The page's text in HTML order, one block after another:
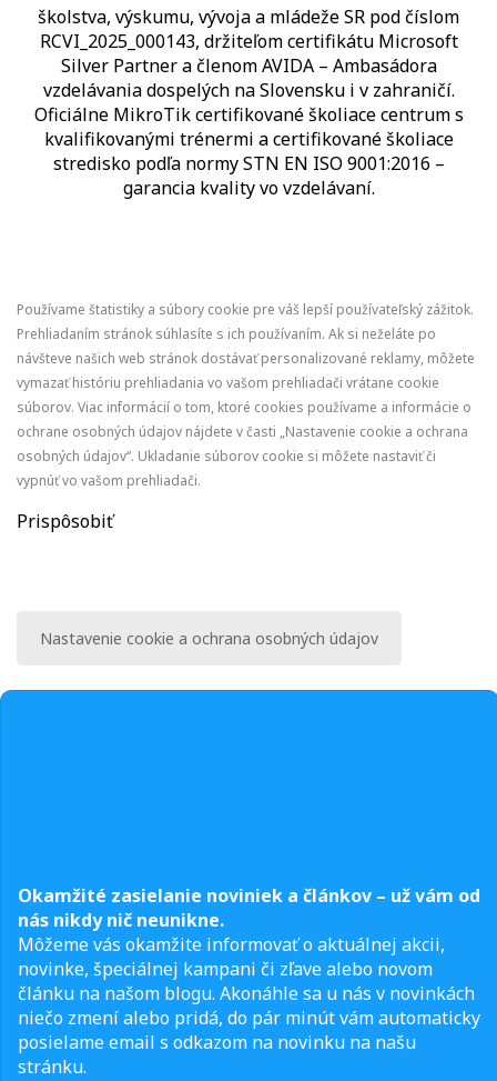
školstva, výskumu, vývoja a mládeže SR pod číslom
RCVI_2025_000143, držiteľom certifikátu Microsoft
Silver Partner a členom AVIDA – Ambasádora
vzdelávania dospelých na Slovensku i v zahraničí.​​​​​​​​​​​​​​​​
Oficiálne MikroTik certifikované školiace centrum s
kvalifikovanými trénermi ​​​​​​​​​​a certifikované školiace
stredisko podľa normy STN EN ISO 9001:2016 –
garancia kvality vo vzdelávaní.
Používame štatistiky a súbory cookie pre váš lepší používateľský zážitok.
Prehliadaním stránok súhlasíte s ich používaním. Ak si neželáte po
návšteve našich web stránok dostávať personalizované reklamy, môžete
vymazať históriu prehliadania vo vašom prehliadači vrátane cookie
súborov. Viac informácií o tom, ktoré cookies používame a informácie o
ochrane osobných údajov nájdete v časti „Nastavenie cookie a ochrana
osobných údajov“. Ukladanie súborov cookie si môžete nastaviť či
vypnúť vo vašom prehliadači.
Prispôsobiť
Nastavenie cookie a ochrana osobných údajov
Okamžité zasielanie noviniek a článkov – už vám od
nás nikdy nič neunikne.
Môžeme vás okamžite informovať o aktuálnej akcii,
novinke, špeciálnej kampani či zľave alebo novom
článku na našom blogu. Akonáhle sa u nás v novinkách
niečo zmení alebo pridá, do pár minút vám automaticky
posielame email s odkazom na novinku na našu
stránku.